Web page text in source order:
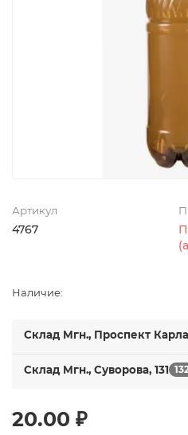
Артикул
4767
Наличие:
Склад Мгн., Проспект
Склад Мгн., Суворова, 131
20.00 ₽